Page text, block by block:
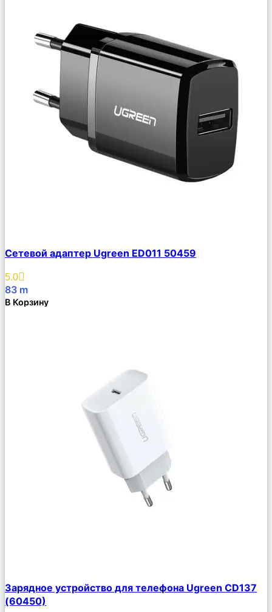
Описание
Избранное
Сетевой адаптер Ugreen ED011 50459
5.0
83 m
В Корзину
Описание
Избранное
Зарядное устройство для телефона Ugreen CD137
(60450)